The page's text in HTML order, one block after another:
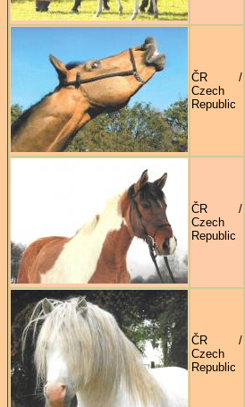
ČR /
Czech
Republic
ČR /
Czech
Republic
ČR /
Czech
Republic